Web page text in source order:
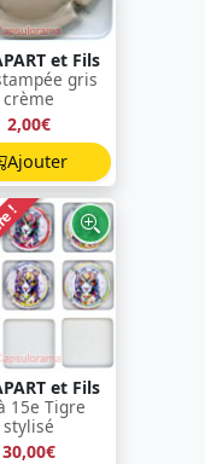
et Fils
gris
crème
2,00€
Ajouter
!
et Fils
15e Tigre
stylisé
30,00€